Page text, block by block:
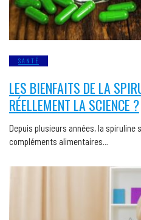
SANTÉ
LES BIENFAITS DE LA
RÉELLEMENT LA SCIENCE ?
Depuis plusieurs années, la spiruline
compléments alimentaires…